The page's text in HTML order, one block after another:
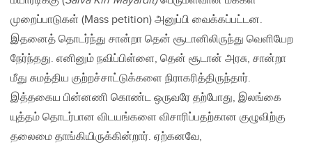
முறைப்பாடுகள் (Mass petition) அனுப்பி வைக்கப்பட்டன.
இதனைத் தொடர்ந்து சான்றா தென் சூடானிலிருந்து வெளியேற
நேர்ந்தது. எனினும் நவிப்பிள்ளை, தென் சூடான் அரசு, சான்றா
மீது சுமத்திய குற்றச்சாட்டுக்களை நிராகரித்திருந்தார்.
இத்தகைய பின்னணி கொண்ட ஒருவரே தற்போது, இலங்கை
யுத்தம் தொடர்பான விடயங்களை விசாரிப்பதற்கான குழுவிற்கு
தலைமை தாங்கியிருக்கின்றார். ஏற்கனவே,